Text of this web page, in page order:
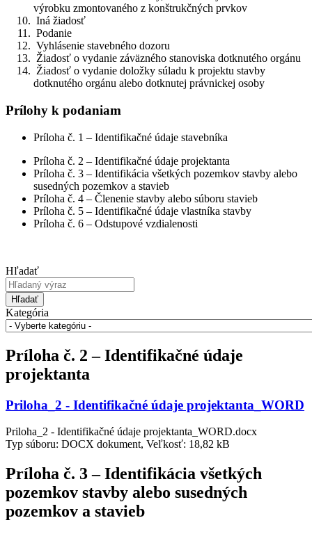
výrobku zmontovaného z konštrukčných prvkov
Iná žiadosť
Podanie
Vyhlásenie stavebného dozoru
Žiadosť o vydanie záväzného stanoviska dotknutého orgánu
Žiadosť o vydanie doložky súladu k projektu stavby
dotknutého orgánu alebo dotknutej právnickej osoby
Prílohy k podaniam
Príloha č. 1 – Identifikačné údaje stavebníka
Príloha č. 2 – Identifikačné údaje projektanta
Príloha č. 3 – Identifikácia všetkých pozemkov stavby alebo
susedných pozemkov a stavieb
Príloha č. 4 – Členenie stavby alebo súboru stavieb
Príloha č. 5 – Identifikačné údaje vlastníka stavby
Príloha č. 6 – Odstupové vzdialenosti
Hľadať
Hľadať
Kategória
Príloha č. 2 – Identifikačné údaje
projektanta
Priloha_2 - Identifikačné údaje projektanta_WORD
Priloha_2 - Identifikačné údaje projektanta_WORD.docx
Typ súboru: DOCX dokument, Veľkosť: 18,82 kB
Príloha č. 3 – Identifikácia všetkých
pozemkov stavby alebo susedných
pozemkov a stavieb